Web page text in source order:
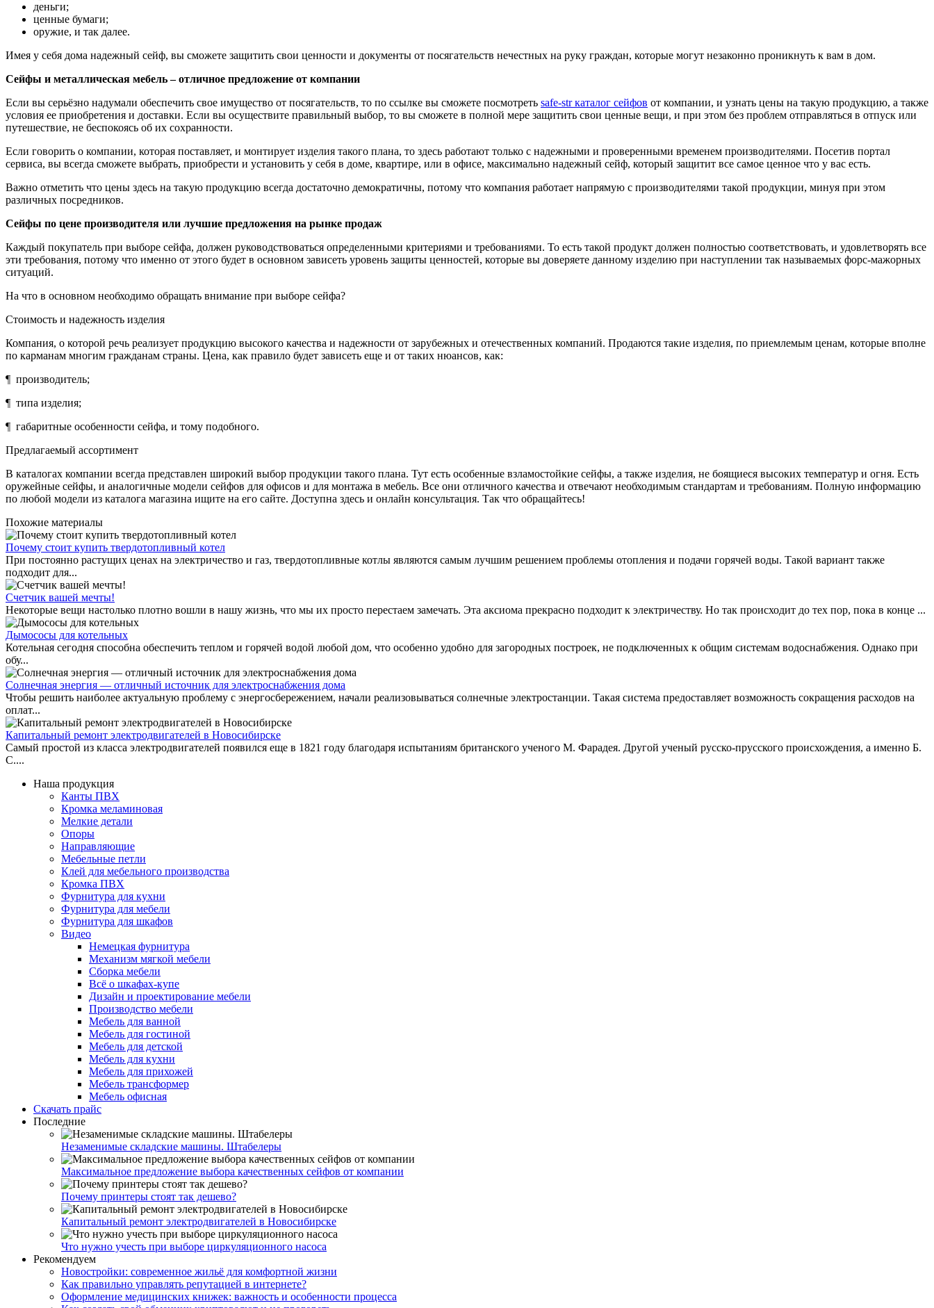
деньги;
ценные бумаги;
оружие, и так далее.
Имея у себя дома надежный сейф, вы сможете защитить свои ценности и документы от посягательств нечестных на руку граждан, которые могут незаконно проникнуть к вам в дом.
Сейфы и металлическая мебель – отличное предложение от компании
Если вы серьёзно надумали обеспечить свое имущество от посягательств, то по ссылке вы сможете посмотреть safe-str каталог сейфов от компании, и узнать цены на такую продукцию, а также
условия ее приобретения и доставки. Если вы осуществите правильный выбор, то вы сможете в полной мере защитить свои ценные вещи, и при этом без проблем отправляться в отпуск или
путешествие, не беспокоясь об их сохранности.
Если говорить о компании, которая поставляет, и монтирует изделия такого плана, то здесь работают только с надежными и проверенными временем производителями. Посетив портал
сервиса, вы всегда сможете выбрать, приобрести и установить у себя в доме, квартире, или в офисе, максимально надежный сейф, который защитит все самое ценное что у вас есть.
Важно отметить что цены здесь на такую продукцию всегда достаточно демократичны, потому что компания работает напрямую с производителями такой продукции, минуя при этом
различных посредников.
Сейфы по цене производителя или лучшие предложения на рынке продаж
Каждый покупатель при выборе сейфа, должен руководствоваться определенными критериями и требованиями. То есть такой продукт должен полностью соответствовать, и удовлетворять все
эти требования, потому что именно от этого будет в основном зависеть уровень защиты ценностей, которые вы доверяете данному изделию при наступлении так называемых форс-мажорных
ситуаций.
На что в основном необходимо обращать внимание при выборе сейфа?
Стоимость и надежность изделия
Компания, о которой речь реализует продукцию высокого качества и надежности от зарубежных и отечественных компаний. Продаются такие изделия, по приемлемым ценам, которые вполне
по карманам многим гражданам страны. Цена, как правило будет зависеть еще и от таких нюансов, как:
¶ производитель;
¶ типа изделия;
¶ габаритные особенности сейфа, и тому подобного.
Предлагаемый ассортимент
В каталогах компании всегда представлен широкий выбор продукции такого плана. Тут есть особенные взламостойкие сейфы, а также изделия, не боящиеся высоких температур и огня. Есть
оружейные сейфы, и аналогичные модели сейфов для офисов и для монтажа в мебель. Все они отличного качества и отвечают необходимым стандартам и требованиям. Полную информацию
по любой модели из каталога магазина ищите на его сайте. Доступна здесь и онлайн консультация. Так что обращайтесь!
Похожие материалы
Почему стоит купить твердотопливный котел
При постоянно растущих ценах на электричество и газ, твердотопливные котлы являются самым лучшим решением проблемы отопления и подачи горячей воды. Такой вариант также
подходит для...
Счетчик вашей мечты!
Некоторые вещи настолько плотно вошли в нашу жизнь, что мы их просто перестаем замечать. Эта аксиома прекрасно подходит к электричеству. Но так происходит до тех пор, пока в конце ...
Дымососы для котельных
Котельная сегодня способна обеспечить теплом и горячей водой любой дом, что особенно удобно для загородных построек, не подключенных к общим системам водоснабжения. Однако при
обу...
Солнечная энергия — отличный источник для электроснабжения дома
Чтобы решить наиболее актуальную проблему с энергосбережением, начали реализовываться солнечные электростанции. Такая система предоставляет возможность сокращения расходов на
оплат...
Капитальный ремонт электродвигателей в Новосибирске
Самый простой из класса электродвигателей появился еще в 1821 году благодаря испытаниям британского ученого М. Фарадея. Другой ученый русско-прусского происхождения, а именно Б.
С....
Наша продукция
Канты ПВХ
Кромка меламиновая
Мелкие детали
Опоры
Направляющие
Мебельные петли
Клей для мебельного производства
Кромка ПВХ
Фурнитура для кухни
Фурнитура для мебели
Фурнитура для шкафов
Видео
Немецкая фурнитура
Механизм мягкой мебели
Сборка мебели
Всё о шкафах-купе
Дизайн и проектирование мебели
Производство мебели
Мебель для ванной
Мебель для гостиной
Мебель для детской
Мебель для кухни
Мебель для прихожей
Мебель трансформер
Мебель офисная
Скачать прайс
Последние
Незаменимые складские машины. Штабелеры
Максимальное предложение выбора качественных сейфов от компании
Почему принтеры стоят так дешево?
Капитальный ремонт электродвигателей в Новосибирске
Что нужно учесть при выборе циркуляционного насоса
Рекомендуем
Новостройки: современное жильё для комфортной жизни
Как правильно управлять репутацией в интернете?
Оформление медицинских книжек: важность и особенности процесса